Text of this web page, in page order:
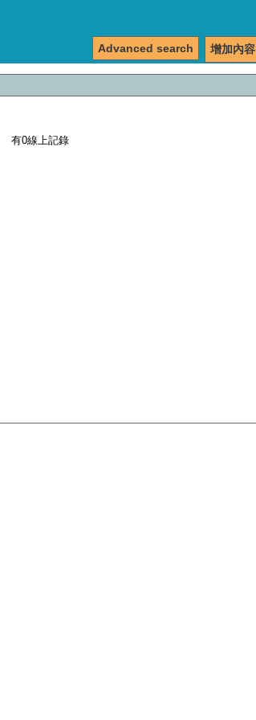
增加內容
Advanced search
有0線上記錄